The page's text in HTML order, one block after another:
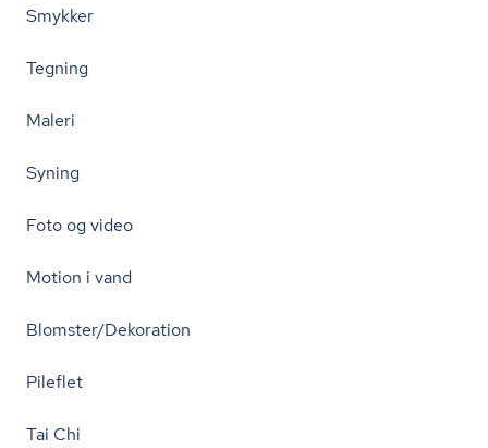
Smykker
Tegning
Maleri
Syning
Foto og video
Motion i vand
Blomster/Dekoration
Pileflet
Tai Chi